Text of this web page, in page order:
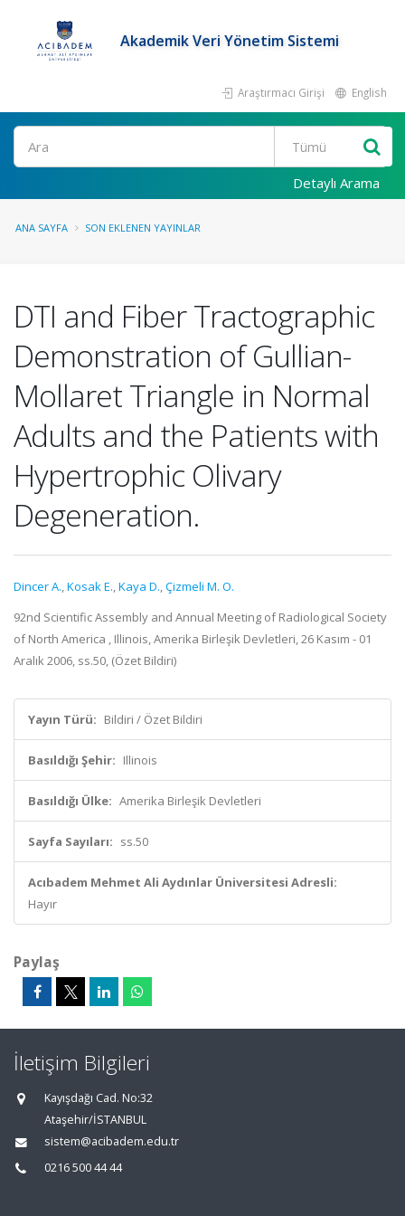
Akademik Veri Yönetim Sistemi
Araştırmacı Girişi English
Ara
Detaylı Arama
ANA SAYFA SON EKLENEN YAYINLAR
DTI and Fiber Tractographic
Demonstration of Gullian-
Mollaret Triangle in Normal
Adults and the Patients with
Hypertrophic Olivary
Degeneration.
Dincer A.,Kosak E.,Kaya D.,Çizmeli M. O.
92nd Scientific Assembly and Annual Meeting of Radiological Society
of North America , Illinois, Amerika Birleşik Devletleri, 26 Kasım - 01
Aralık 2006, ss.50, (Özet Bildiri)
Yayın Türü: Bildiri / Özet Bildiri
Basıldığı Şehir: Illinois
Basıldığı Ülke: Amerika Birleşik Devletleri
Sayfa Sayıları: ss.50
Acıbadem Mehmet Ali Aydınlar Üniversitesi Adresli:
Hayır
Paylaş
İletişim Bilgileri
Kayışdağı Cad. No:32
Ataşehir/İSTANBUL
sistem@acibadem.edu.tr
0216 500 44 44